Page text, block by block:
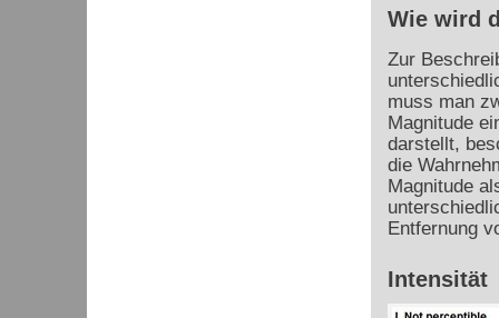
Wie wird
Zur
muss man
Magnitude
darstellt,
die
Magnitude
Entfernung
Intensität